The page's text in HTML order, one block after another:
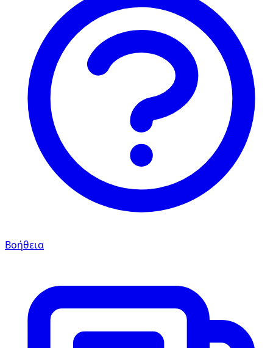
Βοήθεια